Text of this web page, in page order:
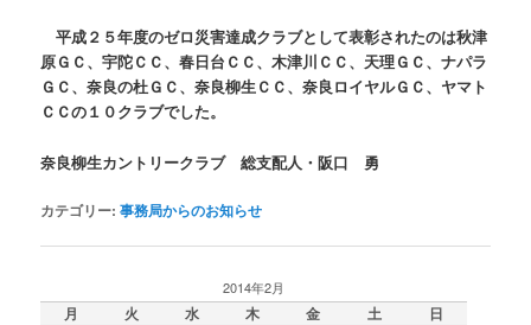
平成２５年度のゼロ災害達成クラブとして表彰されたのは秋津
原ＧＣ、宇陀ＣＣ、春日台ＣＣ、木津川ＣＣ、天理ＧＣ、ナパラ
ＧＣ、奈良の杜ＧＣ、奈良柳生ＣＣ、奈良ロイヤルＧＣ、ヤマト
ＣＣの１０クラブでした。
奈良柳生カントリークラブ 総支配人・阪口 勇
カテゴリー: 事務局からのお知らせ
2014年2月
月 火 水 木 金 土
日